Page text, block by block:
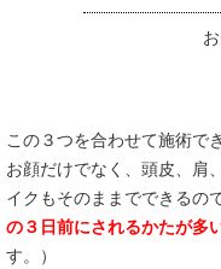
この３つを合わせて施術で
お顔だけでなく、頭皮、肩
イクもそのままでできるの
の３日前にされるかたが多
す。）